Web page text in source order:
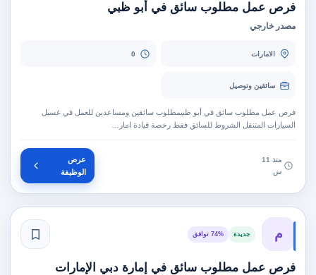
فرص عمل مطلوب سائق في أبو ظبي
مصدر خارجي
الامارات 0
سائقين وتوصيل
فرص عمل مطلوب سائق في أبو ظبيمطلوب سائقين ومساعدين للعمل في غسيل
السيارات المتنقل الشروط للسائق فقط رخصة قيادة امار…
منذ 11
س
عرض
الوظيفة
م جديدة 74% توافق
فرص عمل مطلوب سائق في إمارة دبي الإمارات